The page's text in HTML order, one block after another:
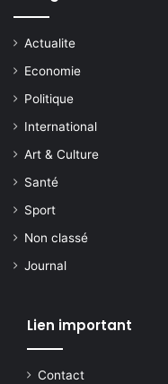
Actualite
Economie
Politique
International
Art & Culture
Santé
Sport
Non classé
Journal
Lien important
Contact